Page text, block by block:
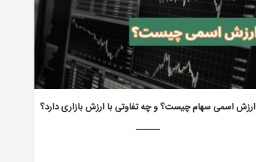
ارزش اسمی سهام چیست؟ و چه تفاوتی با ارزش بازاری دارد؟